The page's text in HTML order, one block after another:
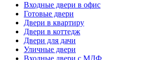
Входные двери в офис
Готовые двери
Двери в квартиру
Двери в коттедж
Двери для дачи
Уличные двери